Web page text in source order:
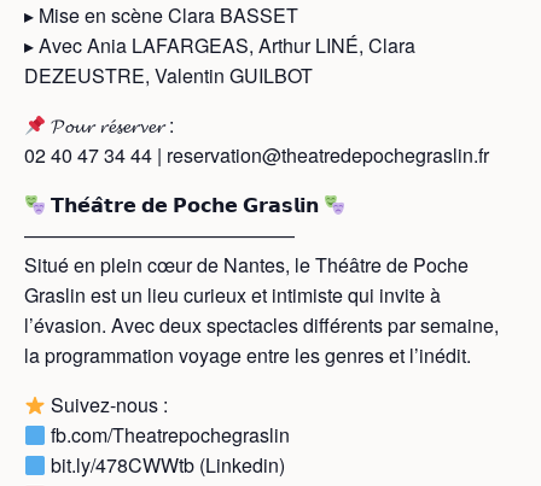
▸ Mise en scène Clara BASSET
▸ Avec Ania LAFARGEAS, Arthur LINÉ, Clara
DEZEUSTRE, Valentin GUILBOT
𝓟𝓸𝓾𝓻 𝓻𝓮́𝓼𝓮𝓻𝓿𝓮𝓻 :
02 40 47 34 44 | reservation@theatredepochegraslin.fr
𝗧𝗵𝗲́𝗮̂𝘁𝗿𝗲 𝗱𝗲 𝗣𝗼𝗰𝗵𝗲 𝗚𝗿𝗮𝘀𝗹𝗶𝗻
——————————————
Situé en plein cœur de Nantes, le Théâtre de Poche
Graslin est un lieu curieux et intimiste qui invite à
l’évasion. Avec deux spectacles différents par semaine,
la programmation voyage entre les genres et l’inédit.
Suivez-nous :
fb.com/Theatrepochegraslin
bit.ly/478CWWtb (Linkedin)